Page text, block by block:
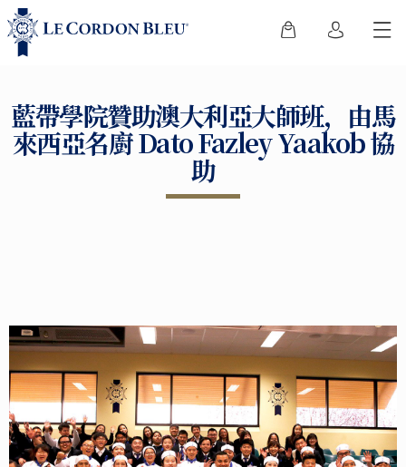
藍帶學院贊助澳大利亞大師班，由馬
來西亞名廚 Dato Fazley Yaakob 協
助